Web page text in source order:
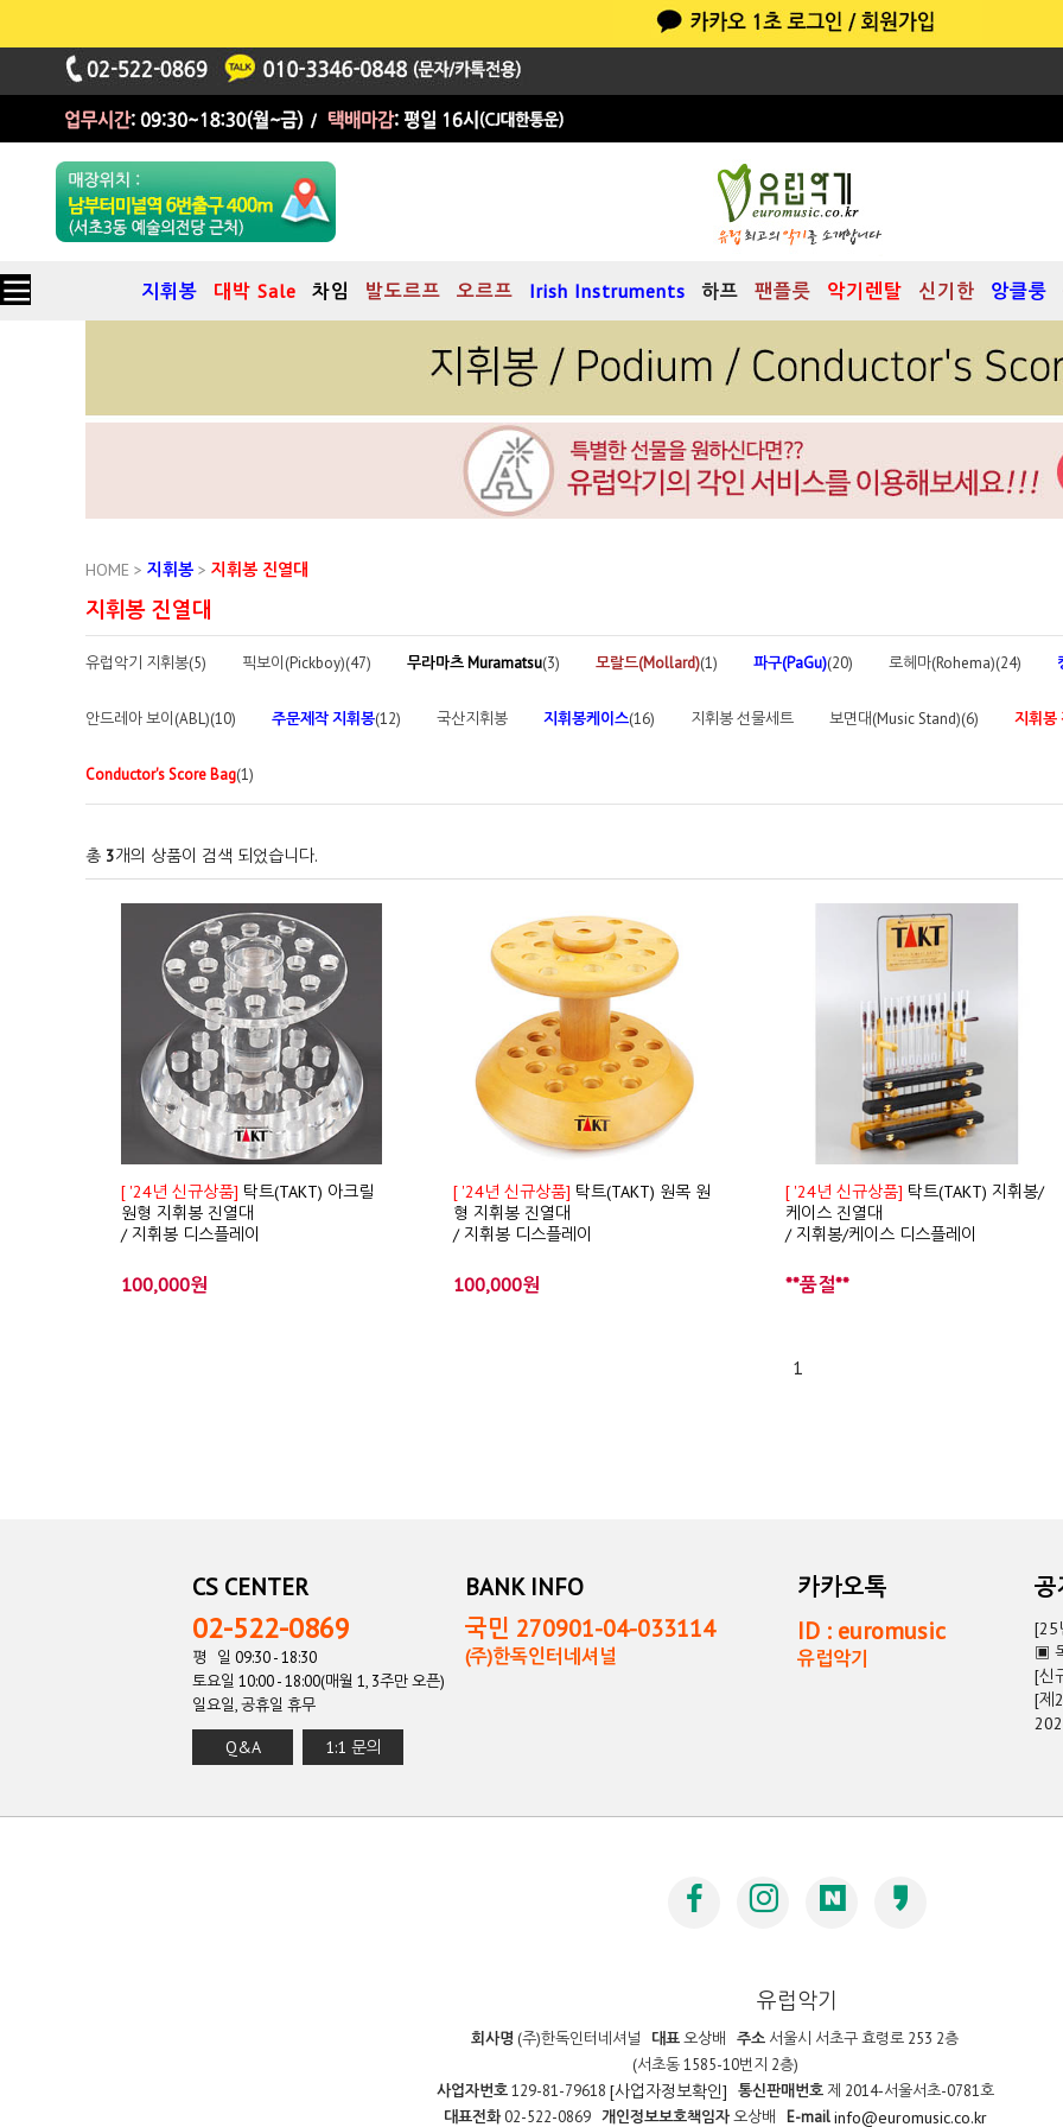
지휘봉 대박 Sale 차임 발도르프 오르프 Irish Instruments 하프 팬플릇 악기렌탈 신기한 앙클룽
HOME > 지휘봉 > 지휘봉 진열대
지휘봉 진열대
유럽악기 지휘봉(5) 픽보이(Pickboy)(47) 무라마츠 Muramatsu(3) 모랄드(Mollard)(1) 파구(PaGu)(20) 로헤마(Rohema)(24)
안드레아 보이(ABL)(10) 주문제작 지휘봉(12) 국산지휘봉 지휘봉케이스(16) 지휘봉 선물세트 보면대(Music Stand)(6) 지휘봉
Conductor's Score Bag(1)
총 3개의 상품이 검색 되었습니다.
[ '24년 신규상품] 탁트(TAKT) 아크릴
원형 지휘봉 진열대
/ 지휘봉 디스플레이
100,000원
[ '24년 신규상품] 탁트(TAKT) 원목 원
형 지휘봉 진열대
/ 지휘봉 디스플레이
100,000원
[ '24년 신규상품] 탁트(TAKT) 지휘봉/
케이스 진열대
/ 지휘봉/케이스 디스플레이
**품절**
1
CS CENTER
02-522-0869
평 일 09:30 - 18:30
토요일 10:00 - 18:00(매월 1, 3주만 오픈)
일요일, 공휴일 휴무
Q&A 1:1 문의
BANK INFO
국민 270901-04-033114
(주)한독인터네셔널
카카오톡
ID : euromusic
유럽악기
[25
▣
[신
[제
유럽악기
회사명 (주)한독인터네셔널 대표오상배 주소 서울시 서초구 효령로 253 2층
(서초동 1585-10번지 2층)
사업자번호129-81-79618 [사업자정보확인] 통신판매번호제 2014-서울서초-0781호
대표전화02-522-0869 개인정보보호책임자오상배 E-mail info@euromusic.co.kr